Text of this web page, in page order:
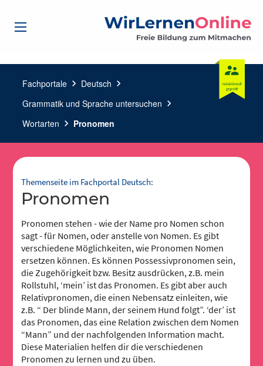
Fachportale chevron_right Deutsch chevron_right
Grammatik und Sprache untersuchen chevron_right
Wortarten chevron_right Pronomen
Themenseite im Fachportal Deutsch:
Pronomen
Pronomen stehen - wie der Name pro Nomen schon
sagt - für Nomen, oder anstelle von Nomen. Es gibt
verschiedene Möglichkeiten, wie Pronomen Nomen
ersetzen können. Es können Possessivpronomen sein,
die Zugehörigkeit bzw. Besitz ausdrücken, z.B. mein
Rollstuhl, ‘mein’ ist das Pronomen. Es gibt aber auch
Relativpronomen, die einen Nebensatz einleiten, wie
z.B. “ Der blinde Mann, der seinem Hund folgt”. ‘der’ ist
das Pronomen, das eine Relation zwischen dem Nomen
“Mann” und der nachfolgenden Information macht.
Diese Materialien helfen dir die verschiedenen
Pronomen zu lernen und zu üben.